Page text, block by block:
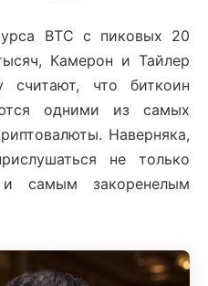
BTC с пиковых 20
Камерон и Тайлер
считают, что биткоин
одними из самых
Наверняка,
не только
и самым закоренелым